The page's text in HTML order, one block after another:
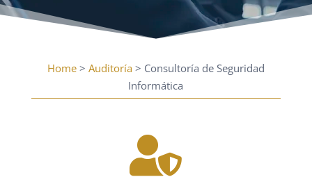
Home> Auditoría> Consultoría de Seguridad
Informática
